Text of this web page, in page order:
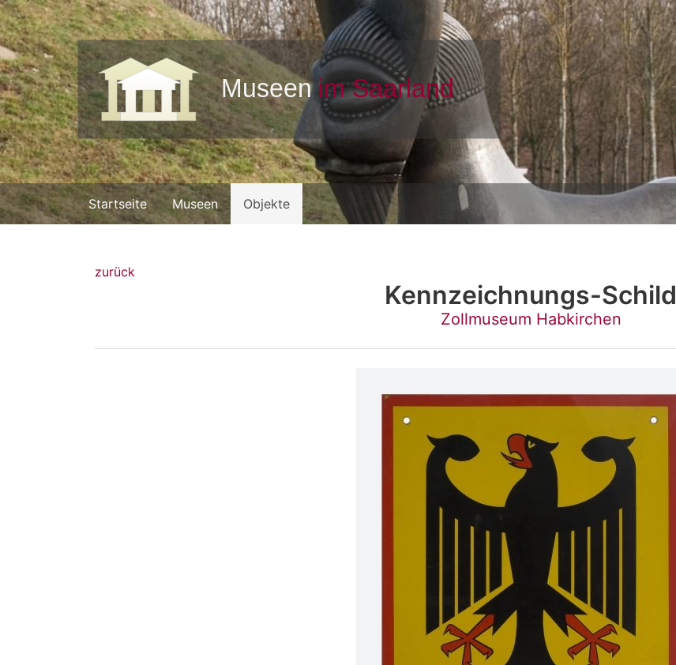
Startseite Museen Objekte
zurück
Kennzeichnungs-Schild
Zollmuseum Habkirchen